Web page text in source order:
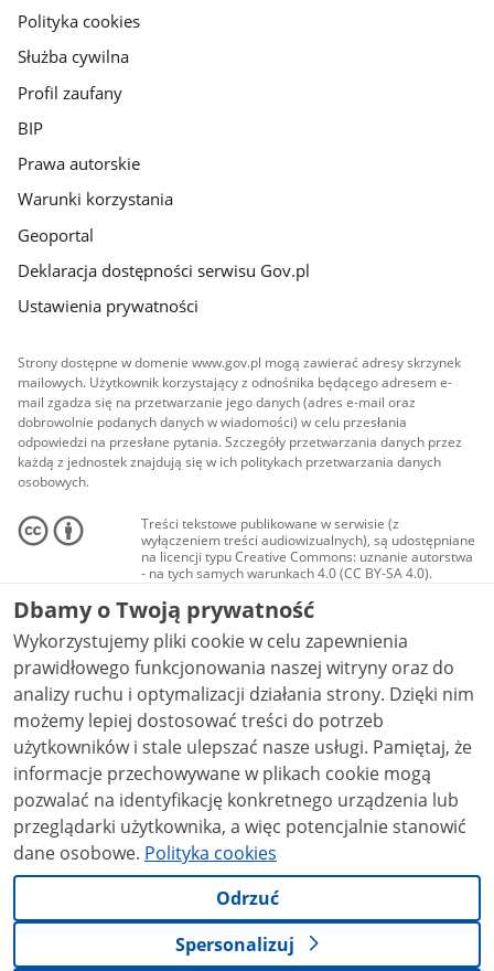
gov.pl
Polityka cookies
Służba cywilna
Profil zaufany
BIP
Prawa autorskie
Warunki korzystania
Geoportal
Deklaracja dostępności serwisu Gov.pl
Ustawienia prywatności
Strony dostępne w domenie www.gov.pl mogą zawierać adresy skrzynek
mailowych. Użytkownik korzystający z odnośnika będącego adresem e-
mail zgadza się na przetwarzanie jego danych (adres e-mail oraz
dobrowolnie podanych danych w wiadomości) w celu przesłania
odpowiedzi na przesłane pytania. Szczegóły przetwarzania danych przez
każdą z jednostek znajdują się w ich politykach przetwarzania danych
osobowych.
Treści tekstowe publikowane w serwisie (z
wyłączeniem treści audiowizualnych), są udostępniane
na licencji typu Creative Commons: uznanie autorstwa
- na tych samych warunkach 4.0 (CC BY-SA 4.0).
Materiały audiowizualne, w tym zdjęcia, materiały
audio i wideo, są udostępniane na licencji typu
Creative Commons: uznanie autorstwa użycie
niekomercyjne - bez utworów zależnych 4.0 (CC BY-
NC-ND 4.0), o ile nie jest to stwierdzone inaczej.
Dbamy o Twoją prywatność
Wykorzystujemy pliki cookie w celu zapewnienia
prawidłowego funkcjonowania naszej witryny oraz do
analizy ruchu i optymalizacji działania strony. Dzięki nim
możemy lepiej dostosować treści do potrzeb
użytkowników i stale ulepszać nasze usługi. Pamiętaj, że
informacje przechowywane w plikach cookie mogą
pozwalać na identyfikację konkretnego urządzenia lub
przeglądarki użytkownika, a więc potencjalnie stanowić
dane osobowe. Polityka cookies
Odrzuć
Spersonalizuj